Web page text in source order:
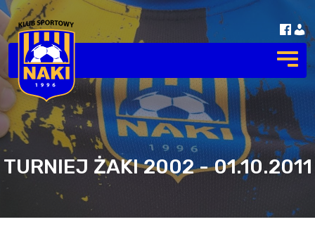
TURNIEJ ŻAKI 2002 - 01.10.2011